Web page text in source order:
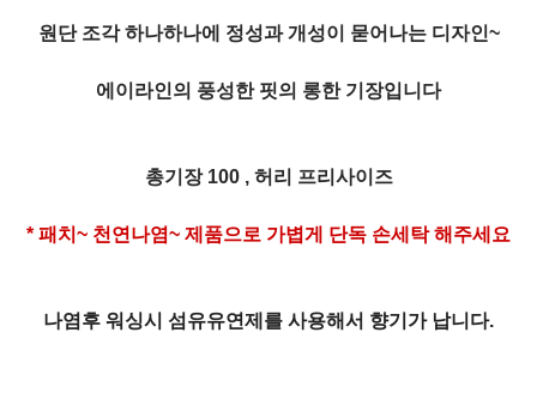
원단 조각 하나하나에 정성과 개성이 묻어나는 디자인~
에이라인의 풍성한 핏의 롱한 기장입니다
총기장 100 , 허리 프리사이즈
* 패치~ 천연나염~ 제품으로 가볍게 단독 손세탁 해주세요
나염후 워싱시 섬유유연제를 사용해서 향기가 납니다.